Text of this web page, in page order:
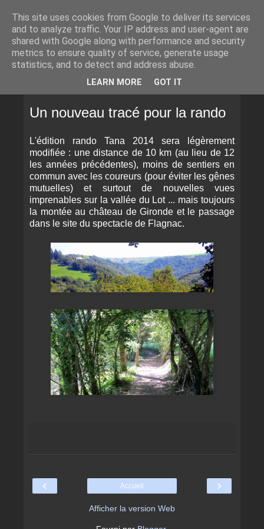
Un nouveau tracé pour la rando
L'édition rando Tana 2014 sera légèrement
modifiée : une distance de 10 km (au lieu de 12
les années précédentes), moins de sentiers en
commun avec les coureurs (pour éviter les gênes
mutuelles) et surtout de nouvelles vues
imprenables sur la vallée du Lot ... mais toujours
la montée au château de Gironde et le passage
dans le site du spectacle de Flagnac.
‹ ›
Accueil
Afficher la version Web
This site uses cookies from Google to deliver its services
and to analyze traffic. Your IP address and user-agent are
shared with Google along with performance and security
metrics to ensure quality of service, generate usage
statistics, and to detect and address abuse.
LEARN MORE GOT IT